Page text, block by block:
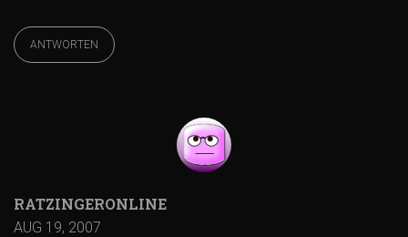
ANTWORTEN
RATZINGERONLINE
AUG 19, 2007